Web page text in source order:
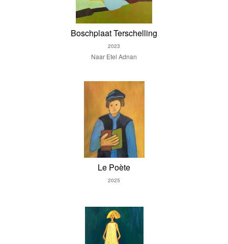
Boschplaat Terschelling
2023
Naar Etel Adnan
Le Poète
2025